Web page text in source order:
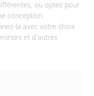
ou optez pour
conception
la avec votre choix
et d'autres